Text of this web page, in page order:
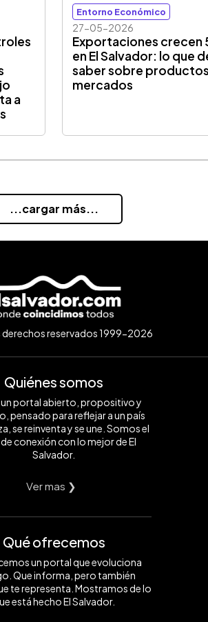
a
Entorno Económico
27-05-2026
Exportaciones crecen
en El Salvador: lo que
saber sobre
mercados
...cargar más...
derechos reservados 1999-2026
Quiénes somos
portal abierto, propositivo y
pensado para reflejar a un país
se reinventa y se une. Somos el
conexión con lo mejor de El
Salvador.
Ver mas ❯
Qué ofrecemos
un portal que evoluciona
Que informa, pero también
te representa. Mostramos de lo
está hecho El Salvador.